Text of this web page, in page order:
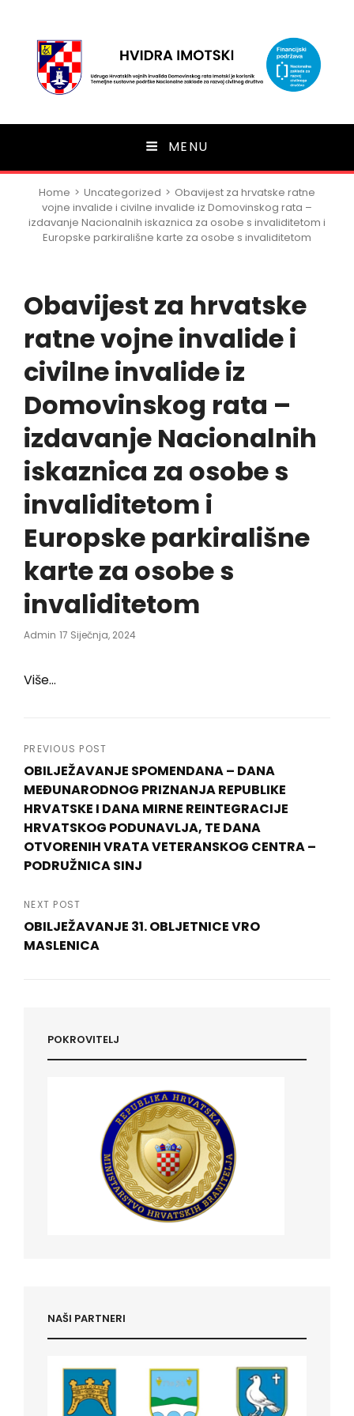
HVIDRA Imotski
MENU
Home > Uncategorized > Obavijest za hrvatske ratne
vojne invalide i civilne invalide iz Domovinskog rata –
izdavanje Nacionalnih iskaznica za osobe s invaliditetom i
Europske parkirališne karte za osobe s invaliditetom
Obavijest za hrvatske
ratne vojne invalide i
civilne invalide iz
Domovinskog rata –
izdavanje Nacionalnih
iskaznica za osobe s
invaliditetom i
Europske parkirališne
karte za osobe s
invaliditetom
Admin Posted
17 Siječnja, 2024
Više…
Navigacija
objava
PREVIOUS POST
OBILJEŽAVANJE SPOMENDANA – DANA
MEĐUNARODNOG PRIZNANJA REPUBLIKE
HRVATSKE I DANA MIRNE REINTEGRACIJE
HRVATSKOG PODUNAVLJA, TE DANA
OTVORENIH VRATA VETERANSKOG CENTRA –
PODRUŽNICA SINJ
Post
NEXT POST
OBILJEŽAVANJE 31. OBLJETNICE VRO
MASLENICA
POKROVITELJ
NAŠI PARTNERI